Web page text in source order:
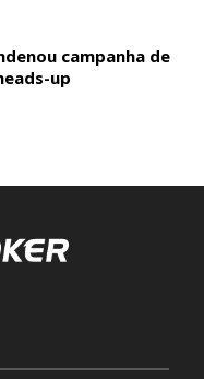
campanha de
up